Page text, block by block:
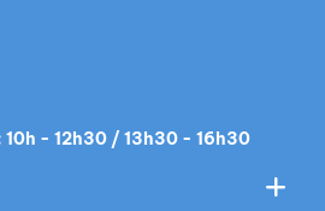
10h - 12h30 / 13h30 - 16h30